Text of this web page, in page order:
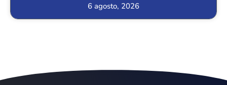
6 agosto, 2026